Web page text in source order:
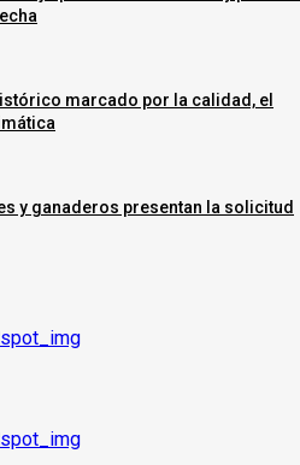
marcado por la calidad, el
y ganaderos presentan la solicitud